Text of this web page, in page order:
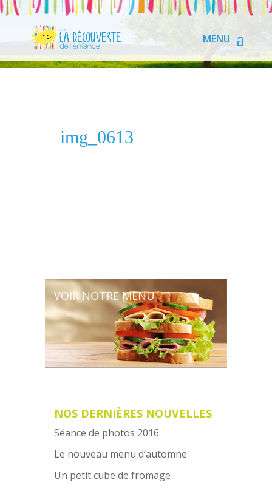
img_0613
VOIR NOTRE MENU
NOS DERNIÈRES NOUVELLES
Séance de photos 2016
Le nouveau menu d’automne
Un petit cube de fromage